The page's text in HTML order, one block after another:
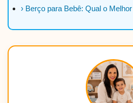
› Berço para Bebê: Qual o